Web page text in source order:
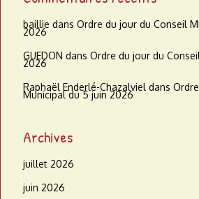
baillie dans Ordre du jour du Conseil
2026
GUEDON dans Ordre du jour du
2026
Raphaël Enderlé-Chazalviel dans
Municipal du 5 juin 2026
Archives
juillet 2026
juin 2026